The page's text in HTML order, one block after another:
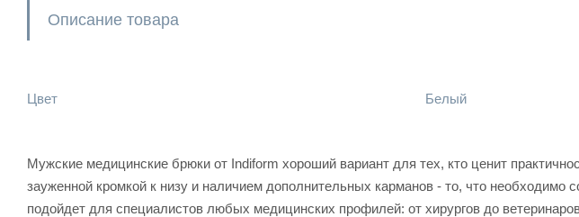
Описание товара
Цвет Белый
Мужские медицинские брюки от Indiform хороший вариант для тех, кто ценит
зауженной кромкой к низу и наличием дополнительных карманов - то, что необходимо
подойдет для специалистов любых медицинских профилей: от хирургов до